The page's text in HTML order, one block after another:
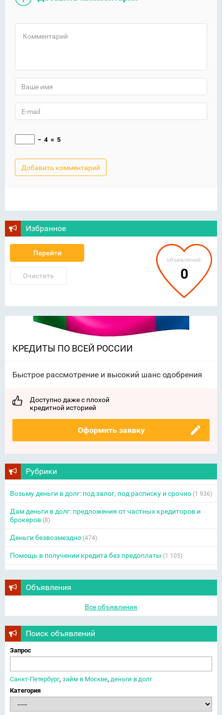
− 4 = 5
Избранное
Перейти
Очистить
объявлений:
0
КРЕДИТЫ ПО ВСЕЙ РОССИИ
Быстрое рассмотрение и высокий шанс одобрения
Доступно даже с плохой
кредитной историей
Оформить заявку
Рубрики
Возьму деньги в долг: под залог, под расписку и срочно (1 936)
Дам деньги в долг: предложения от частных кредиторов и
брокеров (8)
Деньги безвозмездно (474)
Помощь в получении кредита без предоплаты (1 105)
Объявления
Все объявления
Поиск объявлений
Запрос
Санкт-Петербург, займ в Москве, деньги в долг
Категория